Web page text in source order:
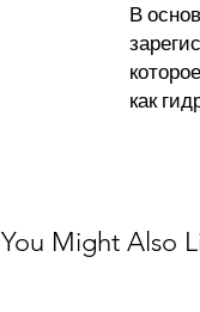
В
как
You Might Also